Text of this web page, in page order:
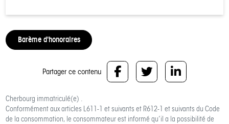
Barème d'honoraires
Partager ce contenu
Cherbourg immatriculé(e) .
Conformément aux articles L611-1 et suivants et R612-1 et suivants du Code
de la consommation, le consommateur est informé qu’il a la possibilité de